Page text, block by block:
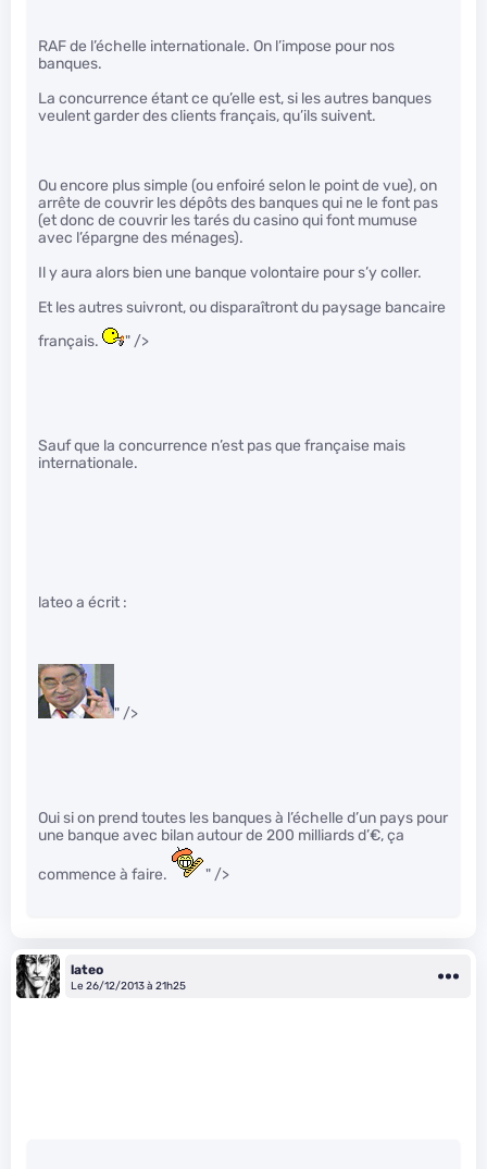
RAF de l’échelle internationale. On l’impose pour nos
banques.
La concurrence étant ce qu’elle est, si les autres banques
veulent garder des clients français, qu’ils suivent.
Ou encore plus simple (ou enfoiré selon le point de vue), on
arrête de couvrir les dépôts des banques qui ne le font pas
(et donc de couvrir les tarés du casino qui font mumuse
avec l’épargne des ménages).
Il y aura alors bien une banque volontaire pour s’y coller.
Et les autres suivront, ou disparaîtront du paysage bancaire
français.
" />
Sauf que la concurrence n’est pas que française mais
internationale.
lateo a écrit :
" />
Oui si on prend toutes les banques à l’échelle d’un pays pour
une banque avec bilan autour de 200 milliards d’€, ça
commence à faire. " />
lateo
Le 26/12/2013 à 21h25